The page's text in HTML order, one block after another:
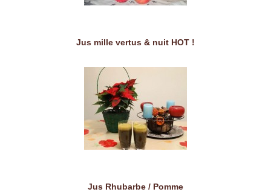
Jus mille vertus & nuit HOT !
Jus Rhubarbe / Pomme